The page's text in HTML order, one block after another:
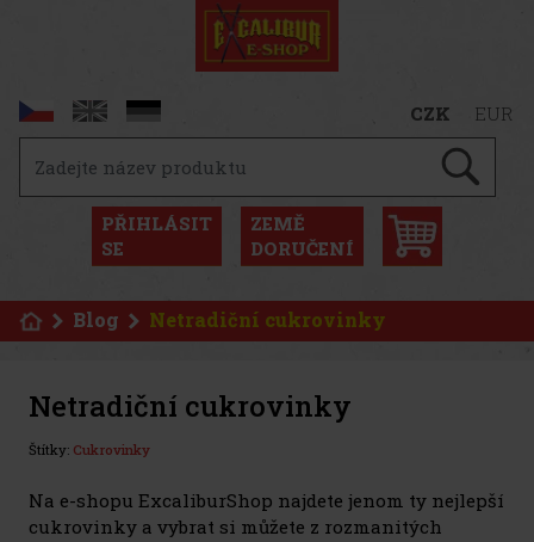
CZK EUR
PŘIHLÁSIT
SE
ZEMĚ
DORUČENÍ
Blog Netradiční cukrovinky
Netradiční cukrovinky
Štítky: Cukrovinky
Na e-shopu ExcaliburShop najdete jenom ty nejlepší
cukrovinky a vybrat si můžete z rozmanitých